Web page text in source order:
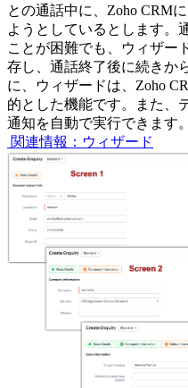
との通話中に、Zoho CRM
ようとしているとします。
ことが困難でも、ウィザー
存し、通話終了後に続きか
に、ウィザードは、Zoho
的とした機能です。また、
通知を自動で実行できます。
関連情報：ウィザード